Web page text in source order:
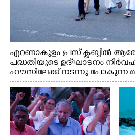
എറണാകുളം പ്രസ് ക്ലബ്ബിൽ
പദ്ധതിയുടെ ഉദ്‌ഘാടനം
ഹൗസിലേക്ക് നടന്നു പോകുന്ന